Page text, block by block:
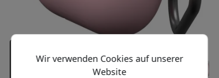
Wir verwenden Cookies auf unserer
Website